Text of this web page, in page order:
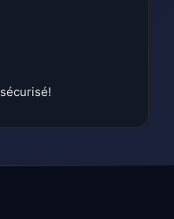
sécurisé!